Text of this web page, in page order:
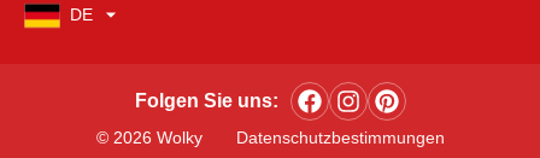
DE
© 2026 Wolky Datenschutzbestimmungen
Folgen Sie uns: